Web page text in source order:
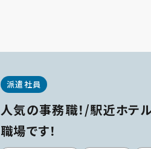
派遣社員
人気の事務職！/駅近ホテ
職場です！